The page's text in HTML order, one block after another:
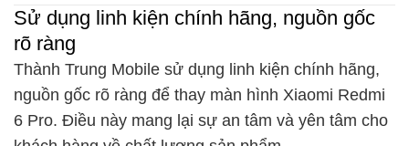
Sử dụng linh kiện chính hãng, nguồn gốc
rõ ràng
Thành Trung Mobile sử dụng linh kiện chính hãng,
nguồn gốc rõ ràng để thay màn hình Xiaomi Redmi
6 Pro. Điều này mang lại sự an tâm và yên tâm cho